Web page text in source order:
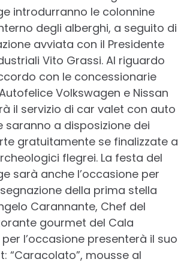
introdurranno le colonnine
degli alberghi, a seguito di
avviata con il Presidente
Vito Grassi. Al riguardo
con le concessionarie
Volkswagen e Nissan
il servizio di car valet con auto
saranno a disposizione dei
gratuitamente se finalizzate a
flegrei. La festa del
sarà anche l’occasione per
della prima stella
Carannante, Chef del
gourmet del Cala
l’occasione presenterà il suo
“Caracolato”, mousse al